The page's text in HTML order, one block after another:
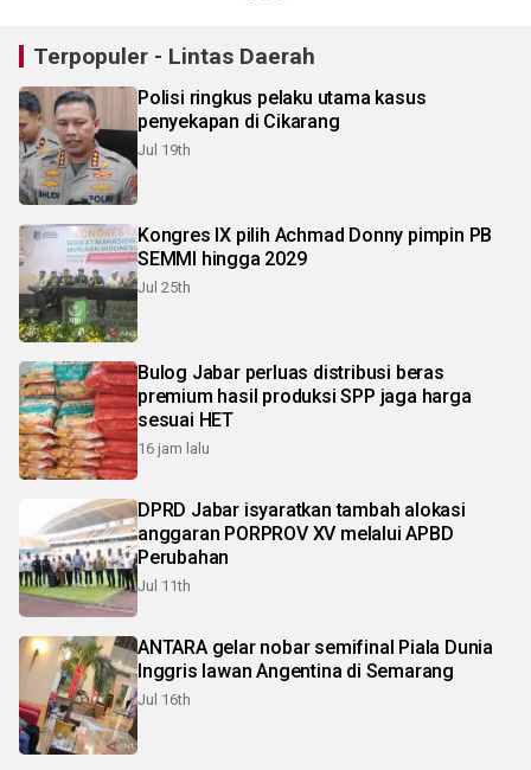
Terpopuler - Lintas Daerah
Polisi ringkus pelaku utama kasus
penyekapan di Cikarang
Jul 19th
Kongres IX pilih Achmad Donny pimpin PB
SEMMI hingga 2029
Jul 25th
Bulog Jabar perluas distribusi beras
premium hasil produksi SPP jaga harga
sesuai HET
16 jam lalu
DPRD Jabar isyaratkan tambah alokasi
anggaran PORPROV XV melalui APBD
Perubahan
Jul 11th
ANTARA gelar nobar semifinal Piala Dunia
Inggris lawan Angentina di Semarang
Jul 16th